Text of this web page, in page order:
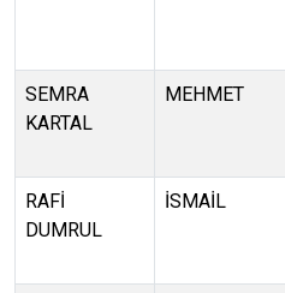
SEMRA
KARTAL
MEHMET
RAFİ
DUMRUL
İSMAİL